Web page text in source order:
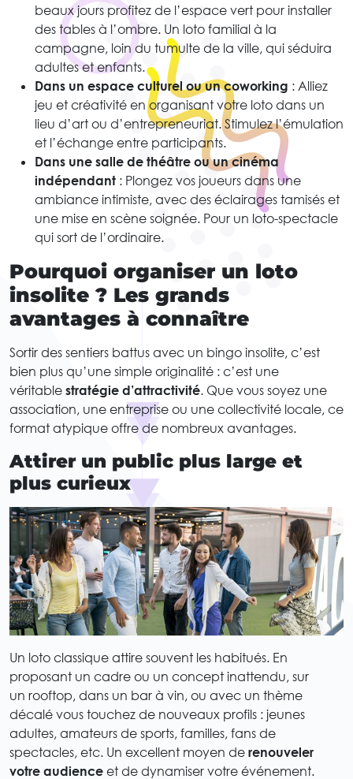
beaux jours profitez de l’espace vert pour installer
des tables à l’ombre. Un loto familial à la
campagne, loin du tumulte de la ville, qui séduira
adultes et enfants.
Dans un espace culturel ou un coworking : Alliez
jeu et créativité en organisant votre loto dans un
lieu d’art ou d’entrepreneuriat. Stimulez l’émulation
et l’échange entre participants.
Dans une salle de théâtre ou un cinéma
indépendant : Plongez vos joueurs dans une
ambiance intimiste, avec des éclairages tamisés et
une mise en scène soignée. Pour un loto-spectacle
qui sort de l’ordinaire.
Pourquoi organiser un loto
insolite ? Les grands
avantages à connaître
Sortir des sentiers battus avec un bingo insolite, c’est
bien plus qu’une simple originalité : c’est une
véritable stratégie d’attractivité. Que vous soyez une
association, une entreprise ou une collectivité locale, ce
format atypique offre de nombreux avantages.
Attirer un public plus large et
plus curieux
Un loto classique attire souvent les habitués. En
proposant un cadre ou un concept inattendu, sur
un rooftop, dans un bar à vin, ou avec un thème
décalé vous touchez de nouveaux profils : jeunes
adultes, amateurs de sports, familles, fans de
spectacles, etc. Un excellent moyen de renouveler
votre audience et de dynamiser votre événement.